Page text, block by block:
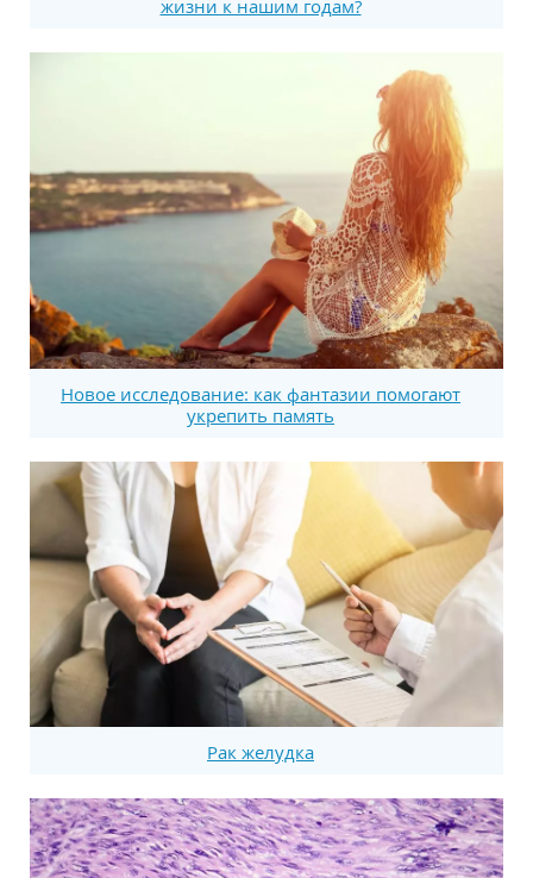
жизни к нашим годам?
Новое исследование: как фантазии помогают
укрепить память
Рак желудка